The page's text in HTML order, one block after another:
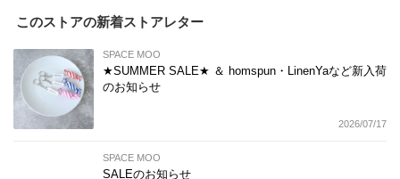
このストアの新着ストアレター
SPACE MOO
★SUMMER SALE★ ＆ homspun・LinenYaなど新入荷
のお知らせ
2026/07/17
SPACE MOO
SALEのお知らせ